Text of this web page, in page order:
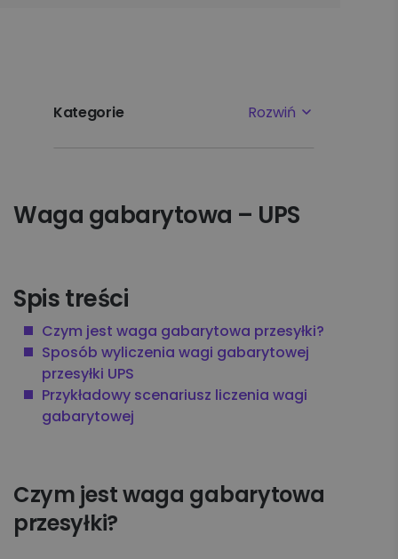
Kategorie Rozwiń
Pierwsze kroki
Płatności i faktury
Reklamacje
Nadawanie
Przesyłki międzynarodowe
Waga gabarytowa – UPS
Spis treści
Czym jest waga gabarytowa przesyłki?
Sposób wyliczenia wagi gabarytowej
przesyłki UPS
Przykładowy scenariusz liczenia wagi
gabarytowej
Czym jest waga gabarytowa
przesyłki?